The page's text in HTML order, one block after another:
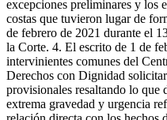
excepciones preliminares y los
costas que tuvieron lugar de
de febrero de 2021 durante el
la Corte. 4. El escrito de 1 de
intervinientes comunes del
Derechos con Dignidad
provisionales resaltando lo que
extrema gravedad y urgencia